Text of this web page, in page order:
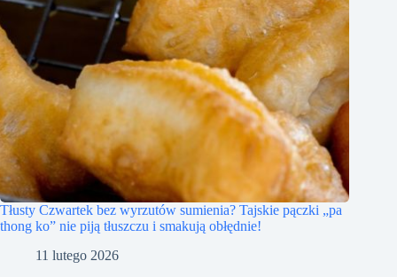
Tłusty Czwartek bez wyrzutów sumienia? Tajskie pączki „pa
thong ko” nie piją tłuszczu i smakują obłędnie!
11 lutego 2026